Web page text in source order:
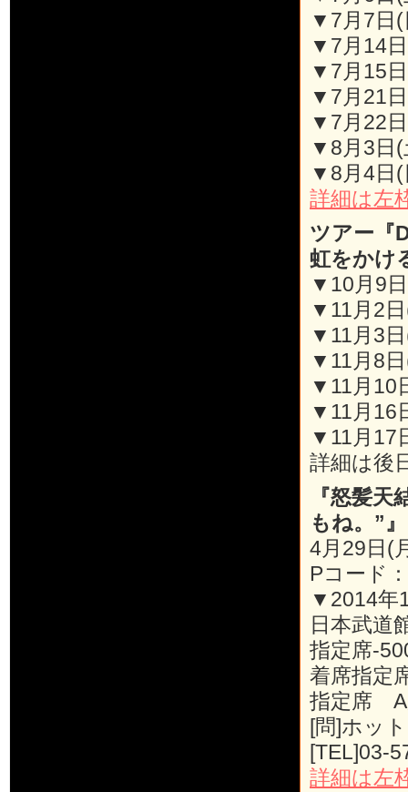
▼7月7日(
▼7月14
▼7月15
▼7月21
▼7月22
▼8月3日(
▼8月4日(
詳細は左
ツアー『
虹をかけ
▼10月9
▼11月2
▼11月3
▼11月8
▼11月10
▼11月16
▼11月17
詳細は後
『怒髪
もね。”』
4月29日(
Pコード
▼2014年
日本武道
指定席-
着席指定
指定席 A
[問]ホッ
[TEL]03-
詳細は左